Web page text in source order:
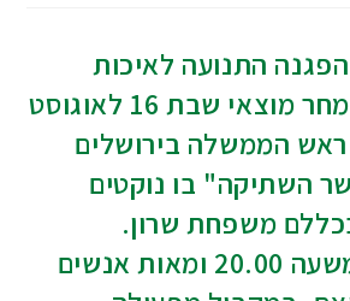
התנועה לאיכות
השלטון תפגין מחר מוצאי שבת 16 לאוגוסט
ראש הממשלה בירושלים
השתיקה" בו נוקטים
משפחת שרון.
ההפגנה החל משעה 20.00 ומאות אנשים